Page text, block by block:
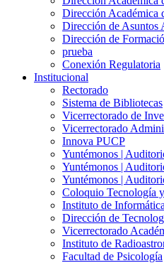
Dirección Académica
Dirección de Asuntos
Dirección de
prueba
Conexión Regulatoria
Institucional
Rectorado
Sistema de Bibliotecas
Vicerrectorado de
Vicerrectorado
Innova PUCP
Yuntémonos |
Yuntémonos |
Yuntémonos |
Coloquio Tecnología
Instituto de
Dirección de
Vicerrectorado
Instituto de
Facultad de Psicología